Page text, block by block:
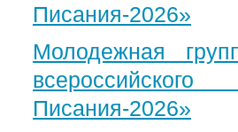
Писания-2026»
Молодежная
Писания-2026»